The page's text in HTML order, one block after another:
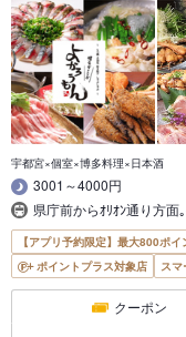
宇都宮×個室×博多料理×日本酒
3001～4000円
県庁前からｵﾘｵﾝ通り方面
【アプリ予約限定】最大800ポ
ポイントプラス対象店
ス
クーポン